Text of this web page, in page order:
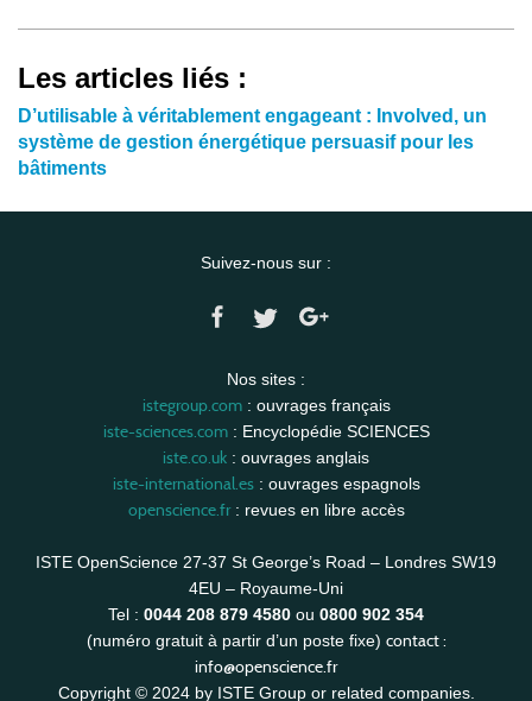
Les articles liés :
D’utilisable à véritablement engageant : Involved, un
système de gestion énergétique persuasif pour les
bâtiments
Suivez-nous sur :
Nos sites :
istegroup.com: ouvrages français
iste-sciences.com: Encyclopédie SCIENCES
iste.co.uk : ouvrages anglais
iste-international.es: ouvrages espagnols
openscience.fr: revues en libre accès
ISTE OpenScience 27-37 St George’s Road – Londres SW19
4EU – Royaume-Uni
Tel : 0044 208 879 4580 ou 0800 902 354
(numéro gratuit à partir d’un poste fixe) contact :
info@openscience.fr
Copyright © 2024 by ISTE Group or related companies.